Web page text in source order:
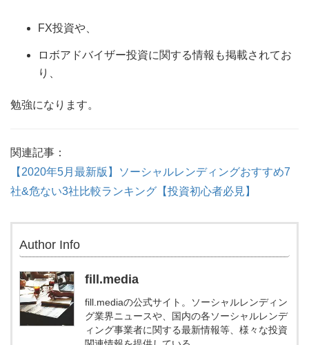
FX投資や、
ロボアドバイザー投資に関する情報も掲載されてお
り、
勉強になります。
関連記事：
【2020年5月最新版】ソーシャルレンディングおすすめ7
社&危ない3社比較ランキング【投資初心者必見】
Author Info
fill.media
fill.mediaの公式サイト。ソーシャルレンディン
グ業界ニュースや、国内の各ソーシャルレンデ
ィング事業者に関する最新情報等、様々な投資